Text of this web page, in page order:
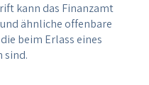
kann das Finanzamt
ähnliche offenbare
beim Erlass eines
sind.